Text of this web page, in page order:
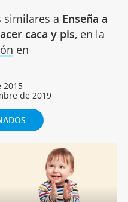
similares a Enseña a
caca y pis, en la
en
2015
de 2019